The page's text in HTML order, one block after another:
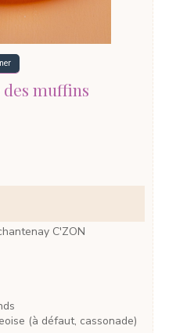
muffins
C'ZON
(à défaut, cassonade)